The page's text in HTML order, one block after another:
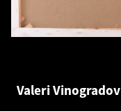
Valeri Vinogradov